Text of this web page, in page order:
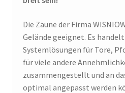
Die Zäune der Firma
Gelände geeignet. Es
Systemlösungen für Tore,
für viele andere
zusammengestellt und an
optimal angepasst werden